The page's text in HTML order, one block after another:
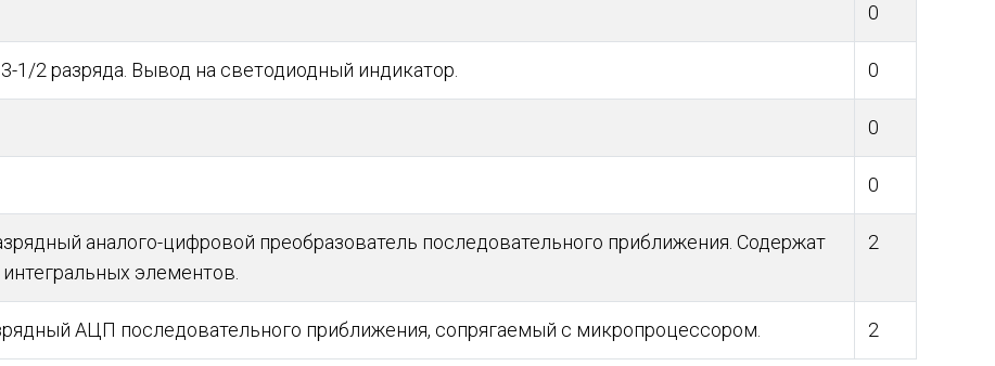
0
1/2 разряда. Вывод на светодиодный индикатор. 0
0
0
аналого-цифровой преобразователь последовательного приближения. Содержат
элементов.
2
АЦП последовательного приближения, сопрягаемый с микропроцессором. 2